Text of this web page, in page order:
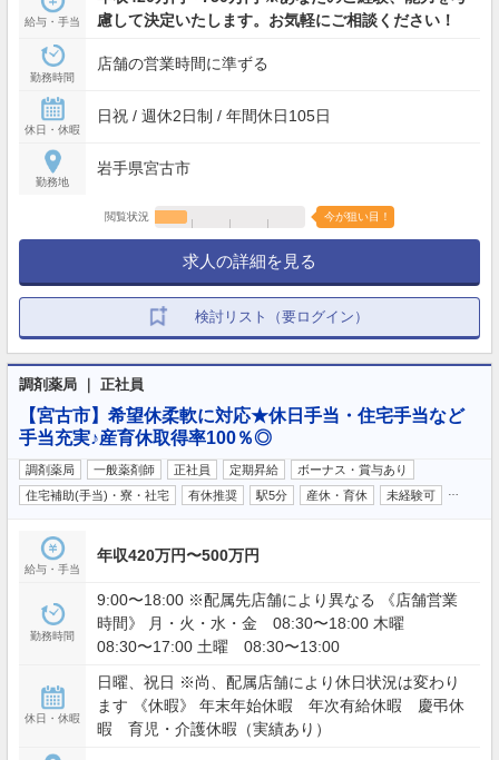
給与・手当
慮して決定いたします。お気軽にご相談ください！
勤務時間
店舗の営業時間に準ずる
休日・休暇
日祝 / 週休2日制 / 年間休日105日
勤務地
岩手県宮古市
閲覧状況 今が狙い目！
求人の詳細を見る
検討リスト（要ログイン）
調剤薬局 ｜ 正社員
【宮古市】希望休柔軟に対応★休日手当・住宅手当など
手当充実♪産育休取得率100％◎
調剤薬局 一般薬剤師 正社員 定期昇給
ボーナス・賞与あり
住宅補助(手当)・寮・社宅
有休推奨 駅5分 産休・育休 未経験可
給与・手当
年収420万円〜500万円
勤務時間
9:00〜18:00 ※配属先店舗により異なる 《店舗営業
時間》 月・火・水・金 08:30〜18:00 木曜
08:30〜17:00 土曜 08:30〜13:00
休日・休暇
日曜、祝日 ※尚、配属店舗により休日状況は変わり
ます 《休暇》 年末年始休暇 年次有給休暇 慶弔休
暇 育児・介護休暇（実績あり）